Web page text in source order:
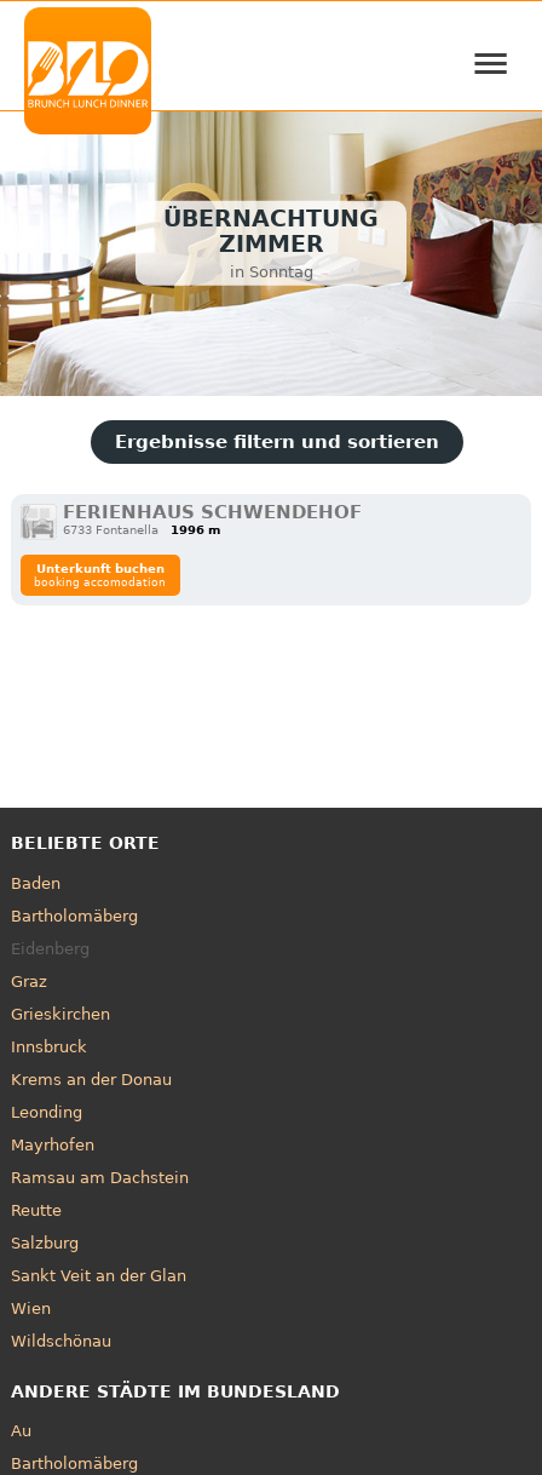
≡
ÜBERNACHTUNG
ZIMMER
in Sonntag
Ergebnisse filtern und sortieren
FERIENHAUS SCHWENDEHOF
6733 Fontanella 1996 m
Unterkunft buchen
booking accomodation
BELIEBTE ORTE
Baden
Bartholomäberg
Eidenberg
Graz
Grieskirchen
Innsbruck
Krems an der Donau
Leonding
Mayrhofen
Ramsau am Dachstein
Reutte
Salzburg
Sankt Veit an der Glan
Wien
Wildschönau
ANDERE STÄDTE IM BUNDESLAND
Au
Bartholomäberg